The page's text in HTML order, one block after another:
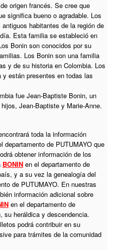
origen francés. Se cree que
significa bueno o agradable. Los
habitantes de la región de
Esta familia se estableció en
Bonin son conocidos por su
Los Bonin son una familia
y de su historia en Colombia. Los
están presentes en todas las
fue Jean-Baptiste Bonin, un
Jean-Baptiste y Marie-Anne.
toda la información
departamento de PUTUMAYO que
obtener información de los
BONIN en el departamento de
y a su vez la genealogía del
de PUTUMAYO. En nuestras
información adicional sobre
en el departamento de
su heráldica y descendencia.
podrá contribuir en su
para trámites de la comunidad